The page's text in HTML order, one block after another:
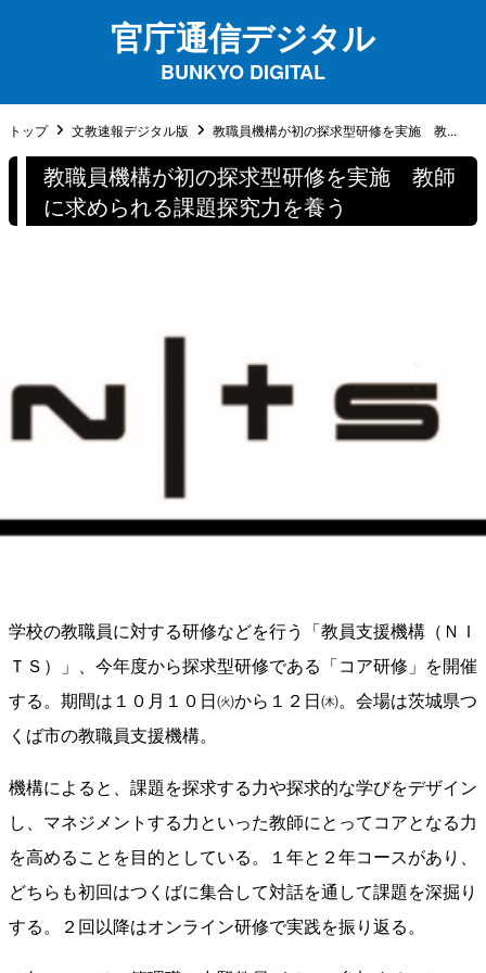
官庁通信デジタル
BUNKYO DIGITAL
トップ 文教速報デジタル版 教職員機構が初の探求型研修を実施 教...
教職員機構が初の探求型研修を実施 教師
に求められる課題探究力を養う
学校の教職員に対する研修などを行う「教員支援機構（ＮＩ
ＴＳ）」、今年度から探求型研修である「コア研修」を開催
する。期間は１０月１０日㈫から１２日㈭。会場は茨城県つ
くば市の教職員支援機構。
機構によると、課題を探求する力や探求的な学びをデザイン
し、マネジメントする力といった教師にとってコアとなる力
を高めることを目的としている。１年と２年コースがあり、
どちらも初回はつくばに集合して対話を通して課題を深掘り
する。２回以降はオンライン研修で実践を振り返る。